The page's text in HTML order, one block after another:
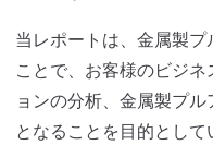
当レポートは、金属製
ことで、お客様のビジ
ョンの分析、金属製プ
となることを目的として